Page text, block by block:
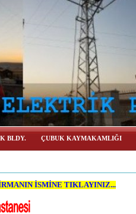
BLDY. ÇUBUK KAYMAKAMLIĞI
İSMİNE TIKLAYINIZ...